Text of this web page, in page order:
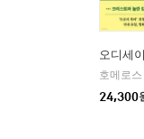
오디세
24,300